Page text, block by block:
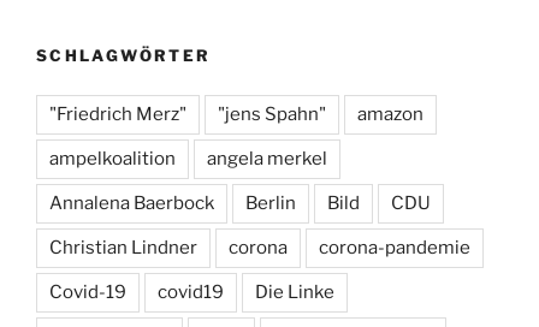
o
o
k
m y
SCHLAGWÖRTER
"Friedrich Merz" "jens Spahn" amazon
ampelkoalition angela merkel
Annalena Baerbock Berlin Bild CDU
Christian Lindner corona corona-pandemie
Covid-19 covid19 Die Linke